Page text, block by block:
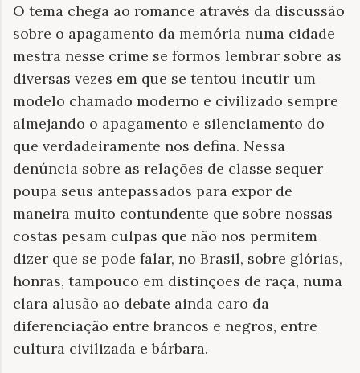
O tema chega ao romance através da discussão
sobre o apagamento da memória numa cidade
mestra nesse crime se formos lembrar sobre as
diversas vezes em que se tentou incutir um
modelo chamado moderno e civilizado sempre
almejando o apagamento e silenciamento do
que verdadeiramente nos defina. Nessa
denúncia sobre as relações de classe sequer
poupa seus antepassados para expor de
maneira muito contundente que sobre nossas
costas pesam culpas que não nos permitem
dizer que se pode falar, no Brasil, sobre glórias,
honras, tampouco em distinções de raça, numa
clara alusão ao debate ainda caro da
diferenciação entre brancos e negros, entre
cultura civilizada e bárbara.